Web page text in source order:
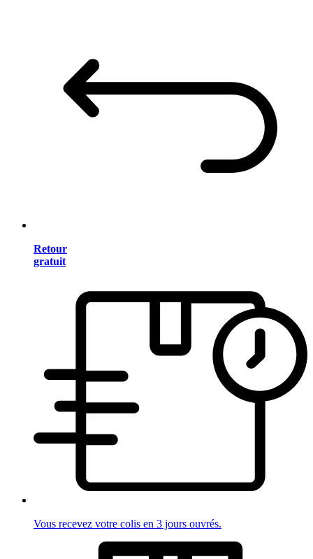
Retour
gratuit
Vous recevez votre colis en 3 jours ouvrés.